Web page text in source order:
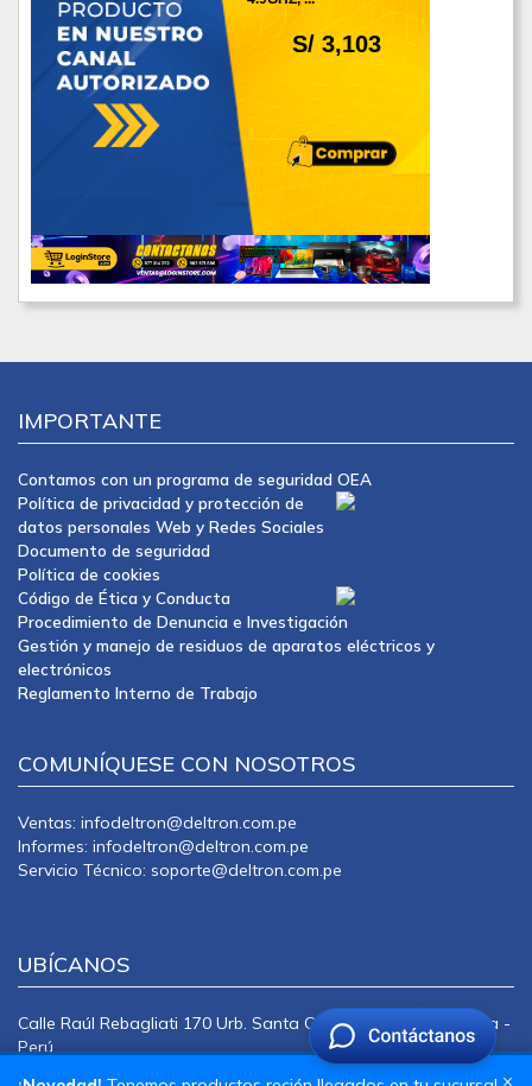
S/ 3,103
IMPORTANTE
Contamos con un programa de seguridad OEA
Política de privacidad y protección de
datos personales Web y Redes Sociales
Documento de seguridad
Política de cookies
Código de Ética y Conducta
Procedimiento de Denuncia e Investigación
Gestión y manejo de residuos de aparatos eléctricos y
electrónicos
Reglamento Interno de Trabajo
COMUNÍQUESE CON NOSOTROS
Ventas: infodeltron@deltron.com.pe
Informes: infodeltron@deltron.com.pe
Servicio Técnico: soporte@deltron.com.pe
UBÍCANOS
Calle Raúl Rebagliati 170 Urb. Santa Catalina La Victoria Lima -
Perú
×